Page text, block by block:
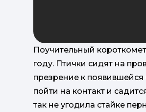
Поучительный
году. Птички сидят на
презрение к
пойти на контакт и
так не угодила стайке